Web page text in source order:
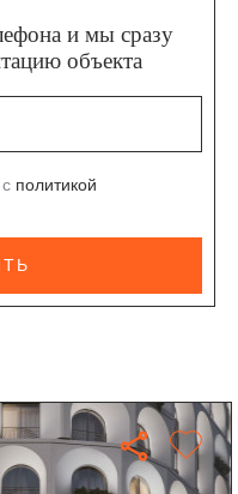
и мы сразу
объекта
политикой